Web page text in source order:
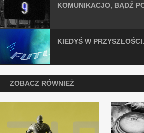
KOMUNIKACJO, BĄDŹ
KIEDYŚ W
ZOBACZ RÓWNIEŻ